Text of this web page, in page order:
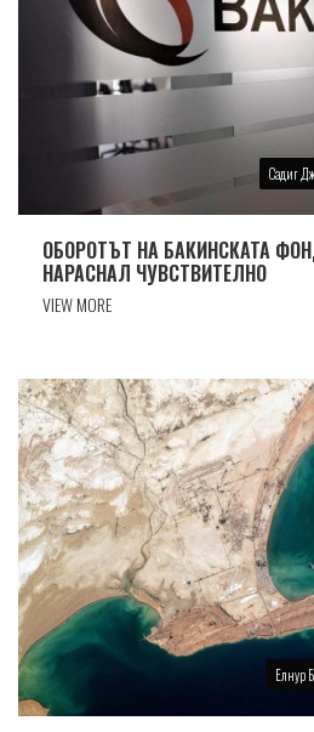
Садиг
ОБОРОТЪТ НА БАКИНСКАТА
НАРАСНАЛ ЧУВСТВИТЕЛНО
VIEW MORE
Елнур